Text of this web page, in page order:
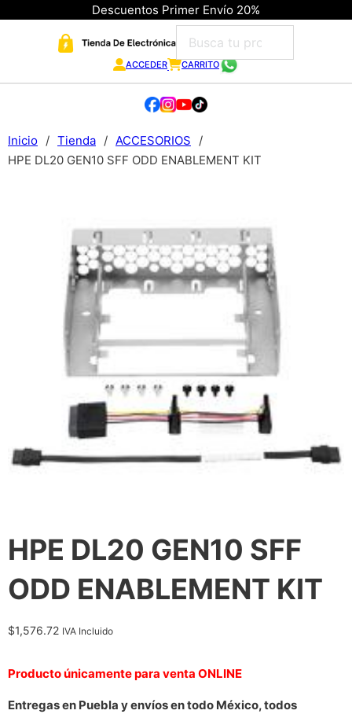
Descuentos Primer Envío 20%
ACCEDER CARRITO
Inicio / Tienda / ACCESORIOS
/
HPE DL20 GEN10 SFF ODD ENABLEMENT KIT
HPE DL20 GEN10 SFF
ODD ENABLEMENT KIT
$1,576.72 IVA Incluido
Producto únicamente para venta ONLINE
Entregas en Puebla y envíos en todo México, todos